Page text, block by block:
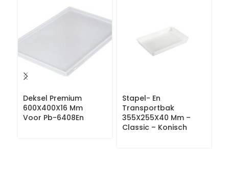
Deksel Premium
600X400X16 Mm
Voor Pb-6408En
Stapel- En
Transportbak
355X255X40 Mm –
Classic – Konisch